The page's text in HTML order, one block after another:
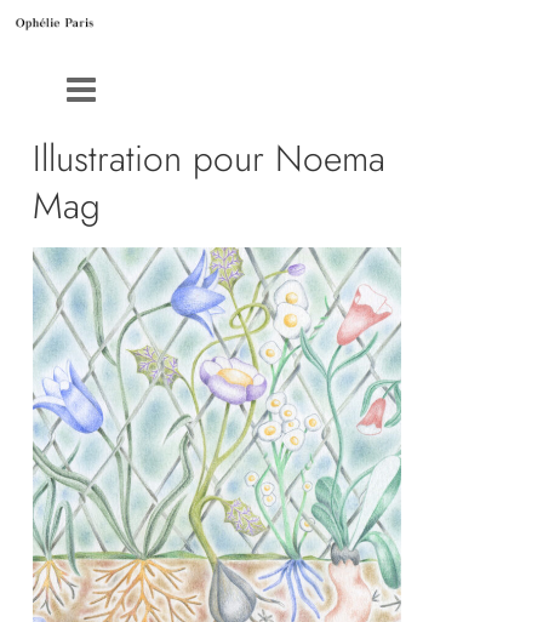
Illustration pour Noema
Mag